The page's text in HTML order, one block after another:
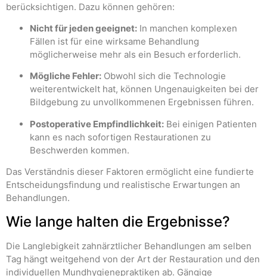
berücksichtigen. Dazu können gehören:
Nicht für jeden geeignet: In manchen komplexen
Fällen ist für eine wirksame Behandlung
möglicherweise mehr als ein Besuch erforderlich.
Mögliche Fehler: Obwohl sich die Technologie
weiterentwickelt hat, können Ungenauigkeiten bei der
Bildgebung zu unvollkommenen Ergebnissen führen.
Postoperative Empfindlichkeit: Bei einigen Patienten
kann es nach sofortigen Restaurationen zu
Beschwerden kommen.
Das Verständnis dieser Faktoren ermöglicht eine fundierte
Entscheidungsfindung und realistische Erwartungen an
Behandlungen.
Wie lange halten die Ergebnisse?
Die Langlebigkeit zahnärztlicher Behandlungen am selben
Tag hängt weitgehend von der Art der Restauration und den
individuellen Mundhygienepraktiken ab. Gängige